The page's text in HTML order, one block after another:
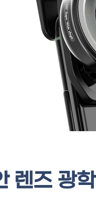
렌즈 광